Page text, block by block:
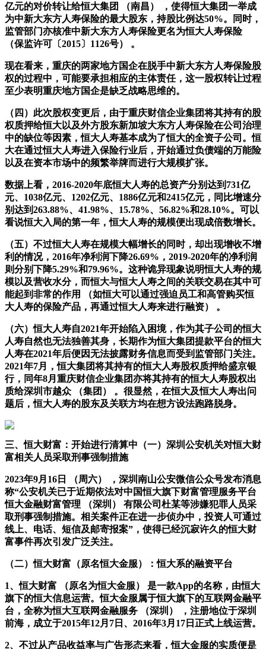
亿元的对价转让给恒大集团 （南昌） ，使得恒大集团一举成
为中新大东方人寿保险的最大股东，持股比例达50%。同时，
监管部门亦核准中新大东方人寿保险更名为恒大人寿保险
（保监许可〔2015〕1126号） 。
现在看来，重庆的两家地方国企在脱手中新大东方人寿保险股
权的过程中，可能要承担相应的主体责任，这一股权转让过程
至少表明重庆地方国企是缺乏战略思维的。
（四）此次股权变更后，由于重庆财信企业集团将其持有的股
权质押给恒大以及外方股东新加坡大东方人寿保险在公司治理
中的缺位等因素，恒大人寿基本成为了恒大的全资子公司。恒
大在通过恒大人寿进入保险行业后，开始通过负债端的万能险
以及在资本市场中的频繁举牌而进行大规模扩张。
数据上看，2016-2020年底恒大人寿的总资产分别达到731亿
元、1038亿元、1202亿元、1886亿元和2415亿元，同比增速分
别达到263.88%、41.98%、15.78%、56.82%和28.10%。可以
看说恒大入局的第一年，恒大人寿的规模便出现成倍数增长。
（五）不过恒大人寿在规模大幅增长的同时，却出现增收不增
利的情况，2016年净利润下降26.69%，2019-2020年的净利润
则分别下降5.29%和79.96%。这种诡异现象说明恒大人寿的规
模以及营收水分，而恒大与恒大人寿之间的关联交易在其中可
能起到非常的作用 （如恒大可以通过强迫员工和高管购买恒
大人寿的保险产品，再通过恒大人寿来进行融资） 。
（六）恒大人寿自2021年开始陷入困境，作为其子公司的恒大
人寿自然也无法独善其身，长期作为恒大集团提款平台的恒大
人寿在2021年后便因无法披露财务信息而受到监管部门关注。
2021年7月，恒大集团将其持有的恒大人寿股权质押给盛京银
行，同年8月重庆财信企业集团亦将其持有的恒大人寿股权出
质给深圳市越众 （集团） 。很显然，在恒大及恒大人寿出问
题后，恒大人寿的股东及关联方均在想方设法跑路脱身。
三、恒大财富：开始进行清算中 （一）深圳公安机关对恒大财
富相关人员采取刑事强制措施
2023年9月16日 （周六） ，深圳南山公安微信公众号发布消息
称“公安机关已于近期依法对中国恒大旗下财富管理服务平台
恒大金融财富管理 （深圳） 有限公司杜某等涉嫌犯罪人员采
取刑事强制措施。相关案件正在进一步侦办中，投资人可通过
线上、电话、短信及邮寄报案”，使得已经沉寂许久的恒大财
富事件再次引发广泛关注。
（二）恒大财富（原名恒大金服）：恒大系的融资平台
1、恒大财富 （原名为恒大金服） 是一款App的名称，由恒大
旗下的恒大信息运营。恒大金服属于恒大旗下的互联网金融平
台，全称为恒大互联网金融服务 （深圳） ，注册地位于深圳
前海，成立于2015年12月7日、2016年3月17日正式上线运营。
2、不过从产品收益率与广告形态来看，恒大金服的实质便是